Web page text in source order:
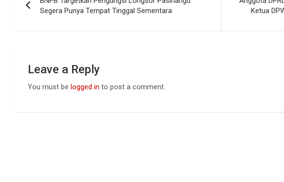
o
k
p
p
navigation
Segera Punya Tempat Tinggal Sementara
Ketua
Leave a Reply
You must be logged in to post a comment.